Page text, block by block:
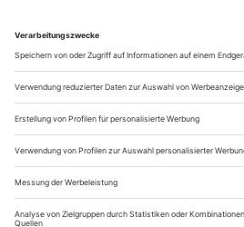
in Kraft.
Aus steuerlichen Gründen
außerhalb Deutschlands (Endpreis vor
ersichtlich)